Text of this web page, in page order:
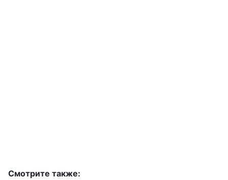
Смотрите также: